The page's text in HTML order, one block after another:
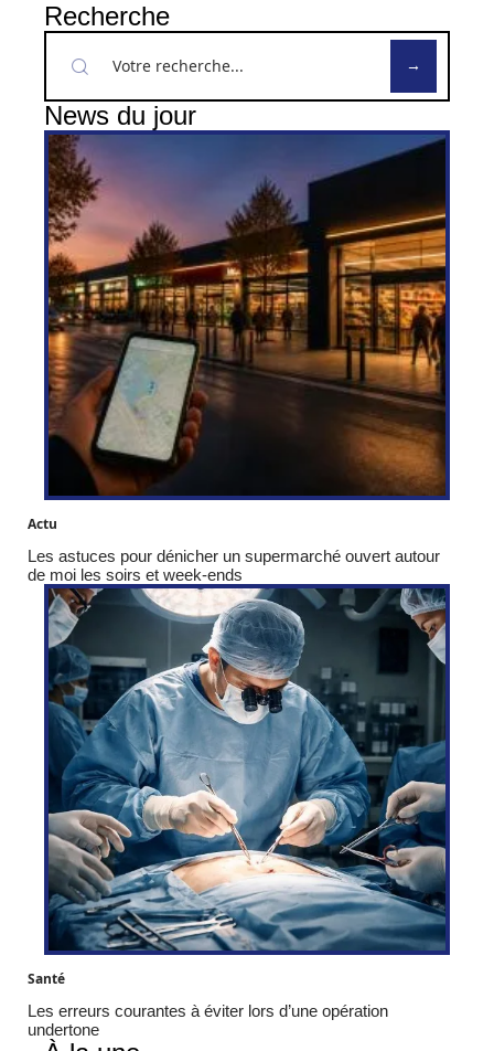
Recherche
News du jour
Actu
Les astuces pour dénicher un supermarché ouvert autour
de moi les soirs et week-ends
Santé
Les erreurs courantes à éviter lors d’une opération
undertone